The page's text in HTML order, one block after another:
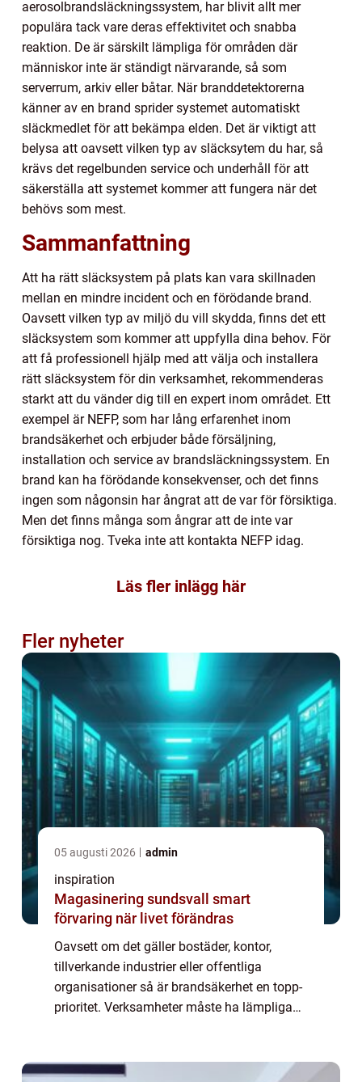
aerosolbrandsläckningssystem, har blivit allt mer
populära tack vare deras effektivitet och snabba
reaktion. De är särskilt lämpliga för områden där
människor inte är ständigt närvarande, så som
serverrum, arkiv eller båtar. När branddetektorerna
känner av en brand sprider systemet automatiskt
släckmedlet för att bekämpa elden. Det är viktigt att
belysa att oavsett vilken typ av släcksytem du har, så
krävs det regelbunden service och underhåll för att
säkerställa att systemet kommer att fungera när det
behövs som mest.
Sammanfattning
Att ha rätt släcksystem på plats kan vara skillnaden
mellan en mindre incident och en förödande brand.
Oavsett vilken typ av miljö du vill skydda, finns det ett
släcksystem som kommer att uppfylla dina behov. För
att få professionell hjälp med att välja och installera
rätt släcksystem för din verksamhet, rekommenderas
starkt att du vänder dig till en expert inom området. Ett
exempel är NEFP, som har lång erfarenhet inom
brandsäkerhet och erbjuder både försäljning,
installation och service av brandsläckningssystem. En
brand kan ha förödande konsekvenser, och det finns
ingen som någonsin har ångrat att de var för försiktiga.
Men det finns många som ångrar att de inte var
försiktiga nog. Tveka inte att kontakta NEFP idag.
Läs fler inlägg här
Fler nyheter
05 augusti 2026 admin
inspiration
Magasinering sundsvall smart
förvaring när livet förändras
Oavsett om det gäller bostäder, kontor,
tillverkande industrier eller offentliga
organisationer så är brandsäkerhet en topp-
prioritet. Verksamheter måste ha lämpliga